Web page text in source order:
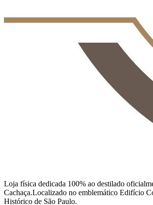
Loja física dedicada 100% ao destilado
Cachaça.Localizado no emblemático Edifício
Histórico de São Paulo.